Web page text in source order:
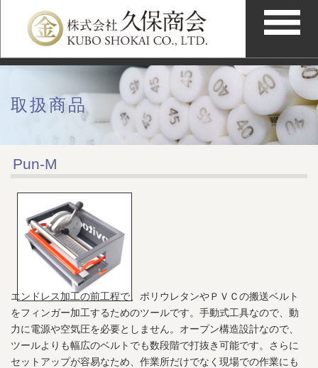
取扱商品
Pun-M
エンドレス加工の前工程で、ポリウレタンやＰＶＣの搬送ベルト
をフィンガー加工するためのツールです。手動式工具なので、動
力に電源や空気圧を必要としません。オープン構造設計なので、
ツールよりも幅広のベルトでも数段階で打抜き可能です。さらに
セットアップが容易なため、作業所だけでなく現場での作業にも